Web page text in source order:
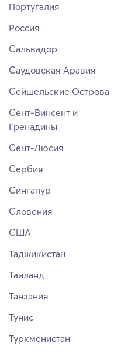
Португалия
Россия
Сальвадор
Саудовская Аравия
Сейшельские Острова
Сент-Винсент и
Гренадины
Сент-Люсия
Сербия
Сингапур
Словения
США
Таджикистан
Таиланд
Танзания
Тунис
Туркменистан